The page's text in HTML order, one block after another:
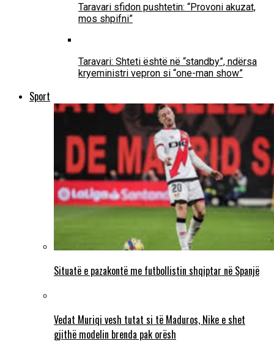
Taravari sfidon pushtetin: “Provoni akuzat,
mos shpifni”
Taravari: Shteti është në “standby”, ndërsa
kryeministri vepron si “one-man show”
Sport
Situatë e pazakontë me futbollistin shqiptar në Spanjë
Vedat Muriqi vesh tutat si të Maduros, Nike e shet
gjithë modelin brenda pak orësh